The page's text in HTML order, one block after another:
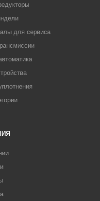
для сервиса